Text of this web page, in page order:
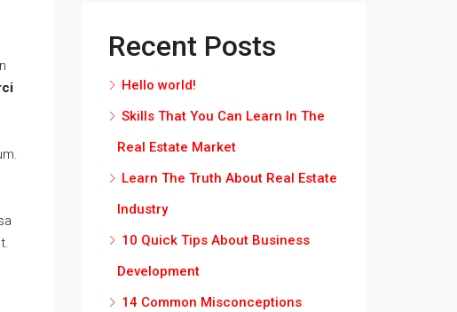
Recent Posts
Hello world!
Skills That You Can Learn In The
Real Estate Market
Learn The Truth About Real Estate
Industry
10 Quick Tips About Business
Development
14 Common Misconceptions